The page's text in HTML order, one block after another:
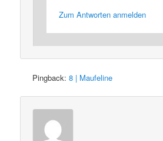
Zum Antworten anmelden
Pingback:8 | Maufeline